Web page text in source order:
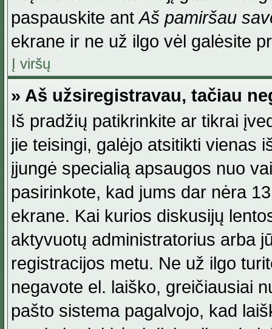
paspauskite antAš pamiršau
ekrane ir ne už ilgo vėl galėsite
Į viršų
» Aš užsiregistravau, tačiau
Iš pradžių patikrinkite ar tikrai
jie teisingi, galėjo atsitikti vienas
įjungė specialią apsaugos nuo
pasirinkote, kad jums dar nėra
ekrane. Kai kurios diskusijų
aktyvuotų administratorius arba
registracijos metu. Ne už ilgo
negavote el. laiško, greičiausiai
pašto sistema pagalvojo, kad